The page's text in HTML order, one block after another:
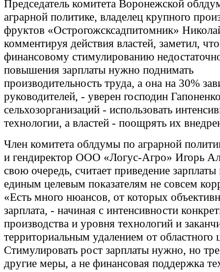
Председатель комитета Воронежской
аграрной политике, владелец крупного
фруктов «Острогожсксадпитомник»
комментируя действия властей, заметил,
финансовому стимулированию
повышения зарплаты нужно поднимать
производительность труда, а она на 30%
руководителей, - уверен господин
сельхозорганизаций - использовать
технологии, а властей - поощрять их
Член комитета облдумы по аграрной
и гендиректор ООО «Логус-Агро» Игорь
свою очередь, считает приведение
единым целевым показателям не совсем
«Есть много нюансов, от которых
зарплата, - начиная с интенсивности
производства и уровня технологий и
территориальным удалением от областного
Стимулировать рост зарплаты нужно, но
другие меры, а не финансовая поддержка